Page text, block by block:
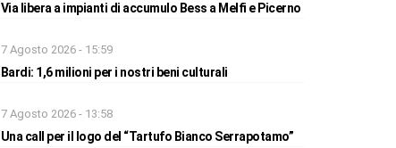
Via libera a impianti di accumulo Bess a Melfi e Picerno
7 Agosto 2026 - 15:59
Bardi: 1,6 milioni per i nostri beni culturali
7 Agosto 2026 - 13:58
Una call per il logo del “Tartufo Bianco Serrapotamo”